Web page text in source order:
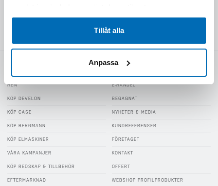
samlat in när du har använt deras tjänster.
Tillåt alla
Anpassa
HEM
KÖP DEVELON
KÖP CASE
KÖP BERGMANN
KÖP ELMASKINER
VÅRA KAMPANJER
KÖP REDSKAP & TILLBEHÖR
EFTERMARKNAD
E-HANDEL
BEGAGNAT
NYHETER & MEDIA
KUNDREFERENSER
FÖRETAGET
KONTAKT
OFFERT
WEBSHOP PROFILPRODUKTER